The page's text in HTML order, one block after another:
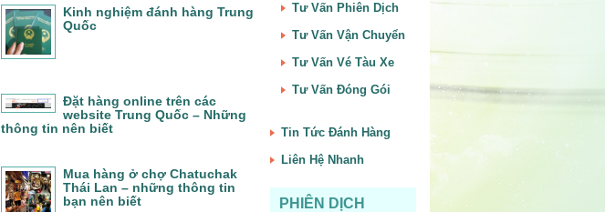
Kinh nghiệm đánh hàng Trung
Quốc
Đặt hàng online trên các
website Trung Quốc – Những
thông tin nên biết
Mua hàng ở chợ Chatuchak
Thái Lan – những thông tin
bạn nên biết
Tư Vấn Phiên Dịch
Tư Vấn Vận Chuyển
Tư Vấn Vé Tàu Xe
Tư Vấn Đóng Gói
Tin Tức Đánh Hàng
Liên Hệ Nhanh
PHIÊN DỊCH